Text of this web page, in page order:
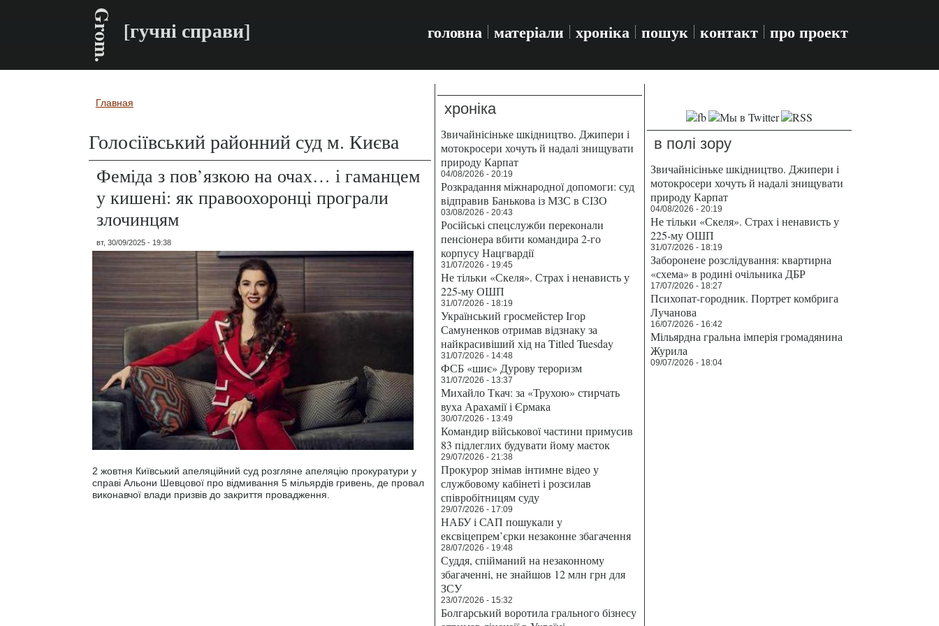
Grom. [гучні справи] головна матеріали хроніка пошук контакт про проект
Вы здесь
Главная
Голосіївський районний суд м. Києва
Феміда з пов’язкою на очах… і гаманцем
у кишені: як правоохоронці програли
злочинцям
вт, 30/09/2025 - 19:38
2 жовтня Київський апеляційний суд розгляне апеляцію прокуратури у
справі Альони Шевцової про відмивання 5 мільярдів гривень, де провал
виконавчої влади призвів до закриття провадження.
хроніка
Звичайнісіньке шкідництво. Джипери і
мотокросери хочуть й надалі знищувати
природу Карпат
04/08/2026 - 20:19
Розкрадання міжнародної допомоги: суд
відправив Банькова із МЗС в СІЗО
03/08/2026 - 20:43
Російські спецслужби переконали
пенсіонера вбити командира 2-го
корпусу Нацгвардії
31/07/2026 - 19:45
Не тільки «Скеля». Страх і ненависть у
225-му ОШП
31/07/2026 - 18:19
Український гросмейстер Ігор
Самуненков отримав відзнаку за
найкрасивіший хід на Titled Tuesday
31/07/2026 - 14:48
ФСБ «шиє» Дурову тероризм
31/07/2026 - 13:37
Михайло Ткач: за «Трухою» стирчать
вуха Арахамії і Єрмака
30/07/2026 - 13:49
Командир військової частини примусив
83 підлеглих будувати йому маєток
29/07/2026 - 21:38
Прокурор знімав інтимне відео у
службовому кабінеті і розсилав
співробітницям суду
29/07/2026 - 17:09
НАБУ і САП пошукали у
ексвіцепрем’єрки незаконне збагачення
28/07/2026 - 19:48
Суддя, спійманий на незаконному
збагаченні, не знайшов 12 млн грн для
ЗСУ
23/07/2026 - 15:32
Болгарський воротила грального бізнесу
в полі зору
Звичайнісіньке шкідництво. Джипери і
мотокросери хочуть й надалі знищувати
природу Карпат
04/08/2026 - 20:19
Не тільки «Скеля». Страх і ненависть у
225-му ОШП
31/07/2026 - 18:19
Заборонене розслідування: квартирна
«схема» в родині очільника ДБР
17/07/2026 - 18:27
Психопат-городник. Портрет комбрига
Лучанова
16/07/2026 - 16:42
Мільярдна гральна імперія громадянина
Журила
09/07/2026 - 18:04